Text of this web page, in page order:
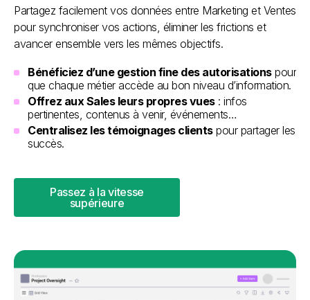
Partagez facilement vos données entre Marketing et Ventes
pour synchroniser vos actions, éliminer les frictions et
avancer ensemble vers les mêmes objectifs.
Bénéficiez d’une gestion fine des autorisationspour
que chaque métier accède au bon niveau d’information.
Offrez aux Sales leurs propres vues: infos
pertinentes, contenus à venir, événements…
Centralisez les témoignages clientspour partager les
succès.
Passez à la vitesse
supérieure